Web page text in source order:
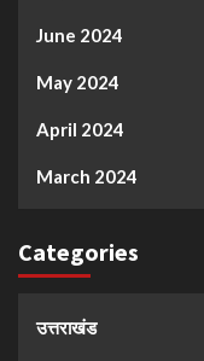
June 2024
May 2024
April 2024
March 2024
Categories
उत्तराखंड